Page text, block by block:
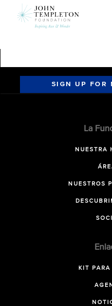
SIGN UP FOR
La
NUESTRA
NUESTROS
KIT PARA